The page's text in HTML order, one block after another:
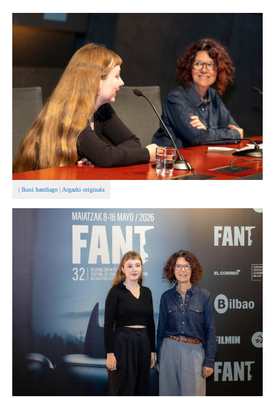
BEREZIAK
ARGAZKIAK
... AUKERA GEHIAGO
| Ikusi handiago | Argazki originala